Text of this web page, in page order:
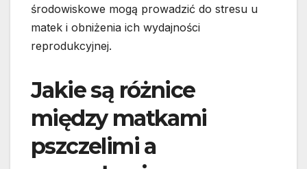
środowiskowe mogą prowadzić do stresu u
matek i obniżenia ich wydajności
reprodukcyjnej.
Jakie są różnice
między matkami
pszczelimi a